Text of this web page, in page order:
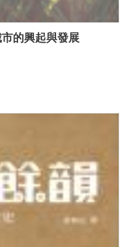
的興起與發展